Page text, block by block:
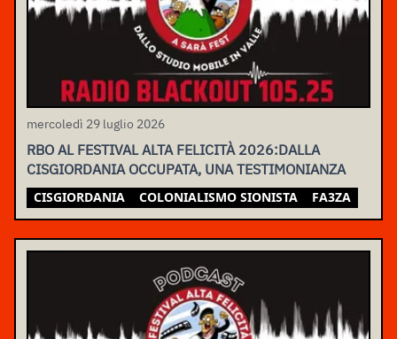
mercoledì 29 luglio 2026
RBO AL FESTIVAL ALTA FELICITÀ 2026:DALLA
CISGIORDANIA OCCUPATA, UNA TESTIMONIANZA
CISGIORDANIA COLONIALISMO SIONISTA FA3ZA